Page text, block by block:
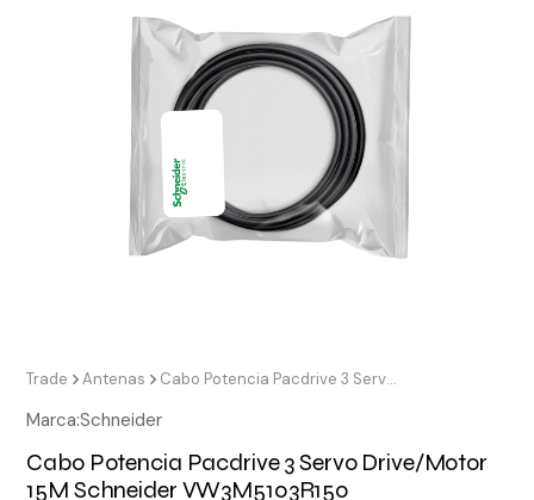
Trade Antenas Cabo Potencia Pacdrive 3 Servo Drive/Motor 15M Schneider VW3M5103R150
Marca:Schneider
Cabo Potencia Pacdrive 3 Servo Drive/Motor
15M Schneider VW3M5103R150